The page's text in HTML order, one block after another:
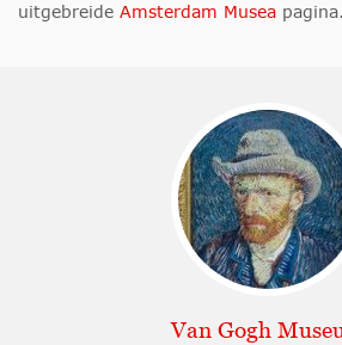
uitgebreide Amsterdam Musea pagina.
Van Gogh